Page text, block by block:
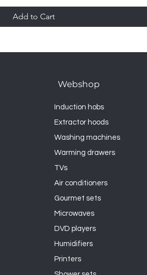
Add to Cart
Webshop
Induction hobs
Extractor hoods
Washing machines
Warming drawers
TVs
Air conditioners
Gourmet sets
Microwaves
DVD players
Humidifiers
Printers